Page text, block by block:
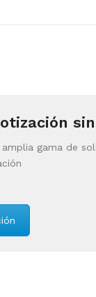
gama de